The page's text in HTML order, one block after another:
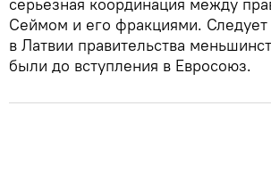
Сеймом и его фракциями. Следует
в Латвии правительства
были до вступления в Евросоюз.